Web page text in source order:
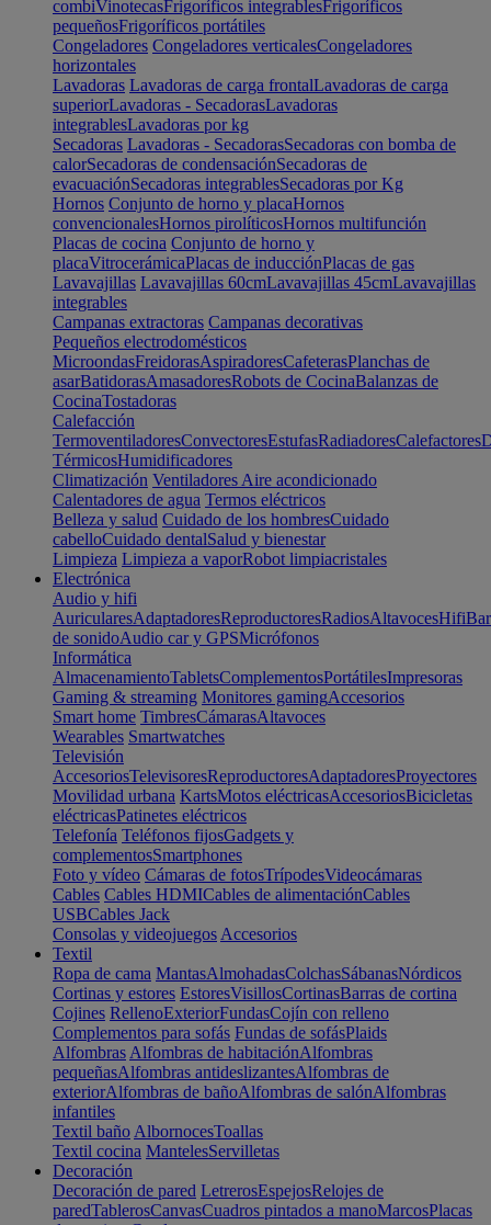
combiVinotecasFrigoríficos integrablesFrigoríficos
pequeñosFrigoríficos portátiles
Congeladores Congeladores verticalesCongeladores
horizontales
Lavadoras Lavadoras de carga frontalLavadoras de carga
superiorLavadoras - SecadorasLavadoras
integrablesLavadoras por kg
Secadoras Lavadoras - SecadorasSecadoras con bomba de
calorSecadoras de condensaciónSecadoras de
evacuaciónSecadoras integrablesSecadoras por Kg
Hornos Conjunto de horno y placaHornos
convencionalesHornos pirolíticosHornos multifunción
Placas de cocina Conjunto de horno y
placaVitrocerámicaPlacas de inducciónPlacas de gas
Lavavajillas Lavavajillas 60cmLavavajillas 45cmLavavajillas
integrables
Campanas extractoras Campanas decorativas
Pequeños electrodomésticos
MicroondasFreidorasAspiradoresCafeterasPlanchas de
asarBatidorasAmasadoresRobots de CocinaBalanzas de
CocinaTostadoras
Calefacción
TermoventiladoresConvectoresEstufasRadiadoresCalefactores
TérmicosHumidificadores
Climatización Ventiladores Aire acondicionado
Calentadores de agua Termos eléctricos
Belleza y salud Cuidado de los hombresCuidado
cabelloCuidado dentalSalud y bienestar
Limpieza Limpieza a vaporRobot limpiacristales
Electrónica
Audio y hifi
AuricularesAdaptadoresReproductoresRadiosAltavocesHifi
de sonidoAudio car y GPSMicrófonos
Informática
AlmacenamientoTabletsComplementosPortátilesImpresoras
Gaming & streaming Monitores gamingAccesorios
Smart home TimbresCámarasAltavoces
Wearables Smartwatches
Televisión
AccesoriosTelevisoresReproductoresAdaptadoresProyectores
Movilidad urbana KartsMotos eléctricasAccesoriosBicicletas
eléctricasPatinetes eléctricos
Telefonía Teléfonos fijosGadgets y
complementosSmartphones
Foto y vídeo Cámaras de fotosTrípodesVideocámaras
Cables Cables HDMICables de alimentaciónCables
USBCables Jack
Consolas y videojuegos Accesorios
Textil
Ropa de cama MantasAlmohadasColchasSábanasNórdicos
Cortinas y estores EstoresVisillosCortinasBarras de cortina
Cojines RellenoExteriorFundasCojín con relleno
Complementos para sofás Fundas de sofásPlaids
Alfombras Alfombras de habitaciónAlfombras
pequeñasAlfombras antideslizantesAlfombras de
exteriorAlfombras de bañoAlfombras de salónAlfombras
infantiles
Textil baño AlbornocesToallas
Textil cocina MantelesServilletas
Decoración
Decoración de pared LetrerosEspejosRelojes de
paredTablerosCanvasCuadros pintados a manoMarcosPlacas